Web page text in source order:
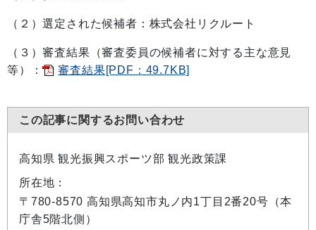
（２）選定された候補者：株式会社リクルート
（３）審査結果（審査委員の候補者に対する主な意見
等）：
審査結果[PDF：49.7KB]
この記事に関するお問い合わせ
高知県 観光振興スポーツ部 観光政策課
所在地：
〒780-8570 高知県高知市丸ノ内1丁目2番20号（本
庁舎5階北側）